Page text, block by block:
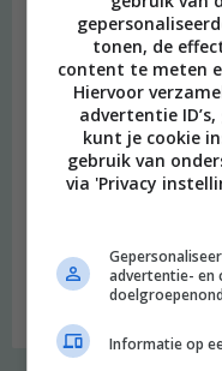
Budget
tonen, de
content te meten
Hiervoor
advertentie
kunt je cookie
gebruik van
via 'Privacy
advertentie- en
Informatie op